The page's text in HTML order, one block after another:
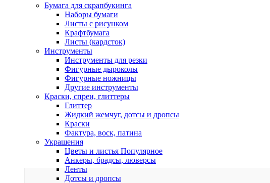
Бумага для скрапбукинга
Наборы бумаги
Листы с рисунком
Крафтбумага
Листы (кардсток)
Инструменты
Инструменты для резки
Фигурные дыроколы
Фигурные ножницы
Другие инструменты
Краски, спреи, глиттеры
Глиттер
Жидкий жемчуг, дотсы и дропсы
Краски
Фактура, воск, патина
Украшения
Цветы и листья Популярное
Анкеры, брадсы, люверсы
Ленты
Дотсы и дропсы